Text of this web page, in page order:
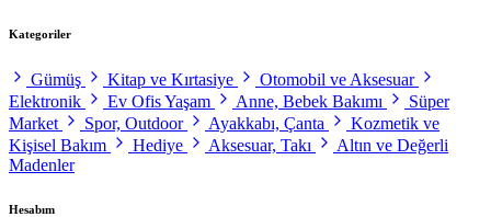
Kategoriler
Gümüş Kitap ve Kırtasiye
Otomobil ve Aksesuar
Elektronik
Ev Ofis Yaşam Anne, Bebek Bakımı
Süper
Market
Spor, Outdoor Ayakkabı, Çanta
Kozmetik ve
Kişisel Bakım
Hediye Aksesuar, Takı
Altın ve Değerli
Madenler
Hesabım